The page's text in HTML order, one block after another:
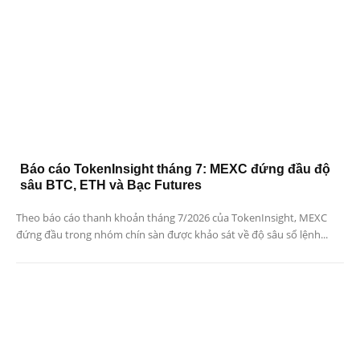
Báo cáo TokenInsight tháng 7: MEXC đứng đầu độ
sâu BTC, ETH và Bạc Futures
Theo báo cáo thanh khoản tháng 7/2026 của TokenInsight, MEXC
đứng đầu trong nhóm chín sàn được khảo sát về độ sâu sổ lệnh...